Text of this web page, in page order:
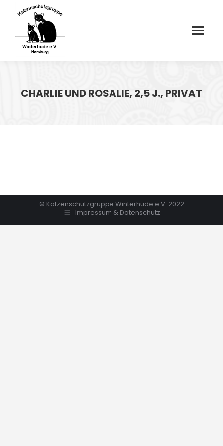
CHARLIE UND ROSALIE, 2,5 J., PRIVAT
© Katzenschutzgruppe Winterhude e.V. 2022
Impressum & Datenschutz